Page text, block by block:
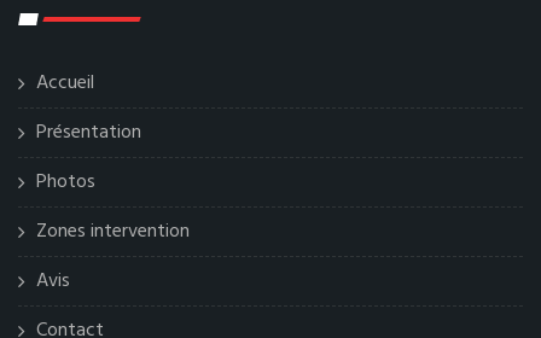
Accueil
Présentation
Photos
Zones intervention
Avis
Contact